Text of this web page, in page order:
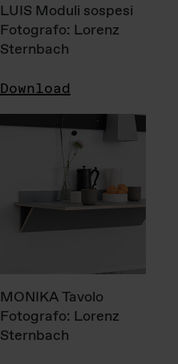
LUIS Moduli sospesi
Fotografo: Lorenz
Sternbach
Download
MONIKA Tavolo
Fotografo: Lorenz
Sternbach